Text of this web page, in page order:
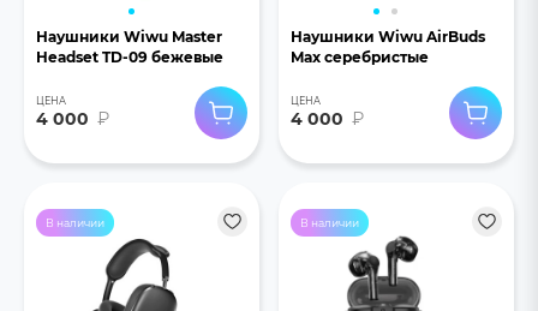
Наушники Wiwu Master
Headset TD-09 бежевые
ЦЕНА
4 000 ₽
Наушники Wiwu AirBuds
Max серебристые
ЦЕНА
4 000 ₽
В наличии В наличии